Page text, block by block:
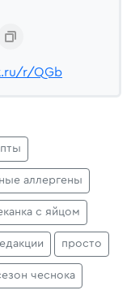
r/QGb
аллергены
с яйцом
просто
чеснока